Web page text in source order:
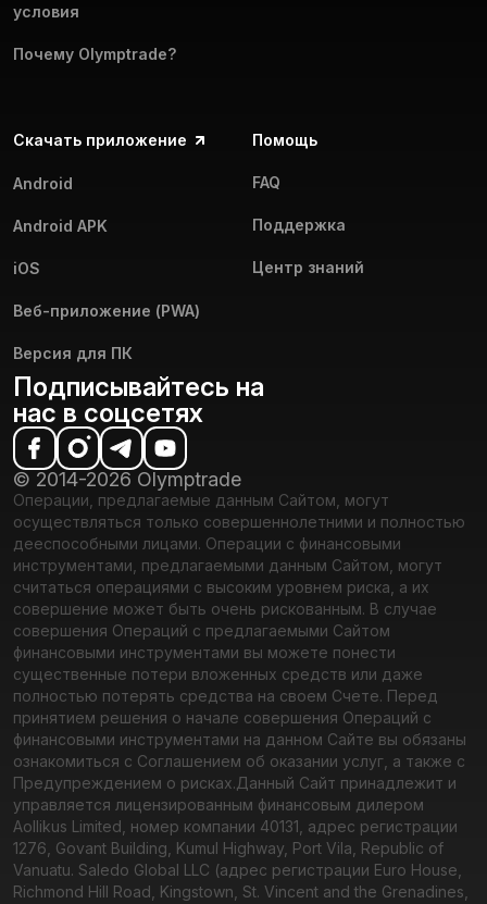
условия
Почему Olymptrade?
Скачать приложение
Android
Android APK
iOS
Веб-приложение (PWA)
Версия для ПК
Помощь
FAQ
Поддержка
Центр знаний
Подписывайтесь на
нас в соцсетях
© 2014-2026 Olymptrade
Операции, предлагаемые данным Сайтом, могут
осуществляться только совершеннолетними и полностью
дееспособными лицами. Операции с финансовыми
инструментами, предлагаемыми данным Сайтом, могут
считаться операциями с высоким уровнем риска, а их
совершение может быть очень рискованным. В случае
совершения Операций с предлагаемыми Сайтом
финансовыми инструментами вы можете понести
существенные потери вложенных средств или даже
полностью потерять средства на своем Счете. Перед
принятием решения о начале совершения Операций с
финансовыми инструментами на данном Сайте вы обязаны
ознакомиться с Соглашением об оказании услуг, а также с
Предупреждением о рисках.Данный Сайт принадлежит и
управляется лицензированным финансовым дилером
Aollikus Limited, номер компании 40131, адрес регистрации
1276, Govant Building, Kumul Highway, Port Vila, Republic of
Vanuatu. Saledo Global LLC (адрес регистрации Euro House,
Richmond Hill Road, Kingstown, St. Vincent and the Grenadines,